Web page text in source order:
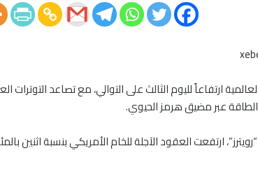
ارتفاعاً لليوم الثالث على التوالي، مع تصاعد
الطاقة عبر مضيق هرمز الحيوي.
ارتفعت العقود الآجلة للخام الأمريكي بنسبة اثنين